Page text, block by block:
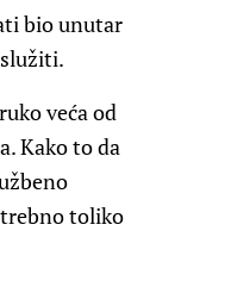
bio unutar
veća od
Kako to da
toliko